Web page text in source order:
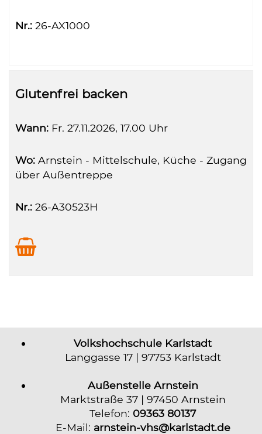
Nr.: 26-AX1000
Glutenfrei backen
Wann: Fr. 27.11.2026, 17.00 Uhr
Wo: Arnstein - Mittelschule, Küche - Zugang
über Außentreppe
Nr.: 26-A30523H
Volkshochschule Karlstadt
Langgasse 17 | 97753 Karlstadt
Außenstelle Arnstein
Marktstraße 37 | 97450 Arnstein
Telefon: 09363 80137
E-Mail: arnstein-vhs@karlstadt.de